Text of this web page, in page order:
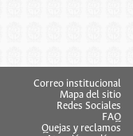
Correo institucional
Mapa del sitio
Redes Sociales
FAQ
Quejas y reclamos